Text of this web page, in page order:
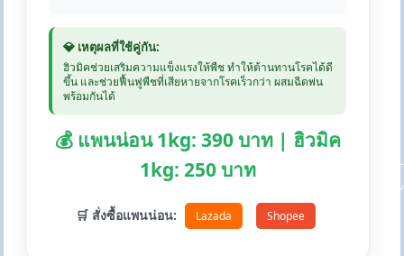
💎 เหตุผลที่ใช้คู่กัน:
ฮิวมิคช่วยเสริมความแข็งแรงให้พืช ทำให้ต้านทานโรคได้ดี
ขึ้น และช่วยฟื้นฟูพืชที่เสียหายจากโรคเร็วกว่า ผสมฉีดพ่น
พร้อมกันได้
💰 แพนน่อน 1kg: 390 บาท | ฮิวมิค
1kg: 250 บาท
🛒 สั่งซื้อแพนน่อน: Lazada Shopee